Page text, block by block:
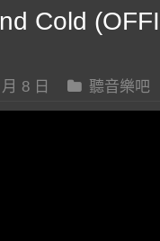
Cold
8 日 聽音樂吧